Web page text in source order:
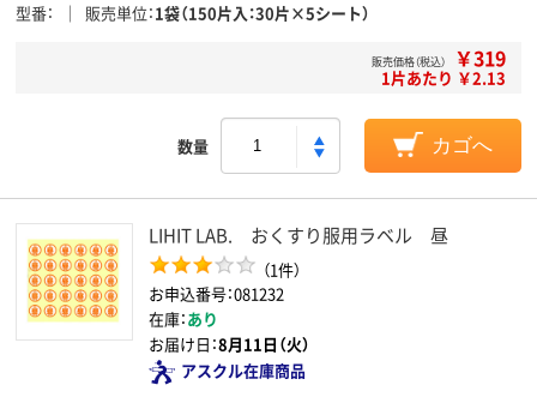
型番 販売単位 1袋（150片入：30片×5シート）
販売価格（税込） ￥319
1片あたり ￥2.13
数量 カゴへ
LIHIT LAB. おくすり服用ラベル 昼
（1件）
お申込番号：081232
在庫：あり
お届け日：8月11日（火）
アスクル在庫商品